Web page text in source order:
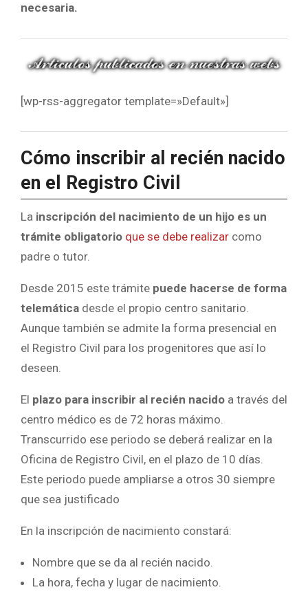
necesaria.
[wp-rss-aggregator template=»Default»]
Cómo inscribir al recién nacido
en el Registro Civil
La inscripción del nacimiento de un hijo es un
trámite obligatorio que se debe realizar como
padre o tutor.
Desde 2015 este trámite puede hacerse de forma
telemática desde el propio centro sanitario.
Aunque también se admite la forma presencial en
el Registro Civil para los progenitores que así lo
deseen.
El plazo para inscribir al recién nacido a través del
centro médico es de 72 horas máximo.
Transcurrido ese periodo se deberá realizar en la
Oficina de Registro Civil, en el plazo de 10 días.
Este periodo puede ampliarse a otros 30 siempre
que sea justificado
En la inscripción de nacimiento constará:
Nombre que se da al recién nacido.
La hora, fecha y lugar de nacimiento.